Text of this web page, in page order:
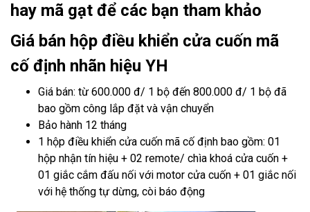
hay mã gạt để các bạn tham khảo
Giá bán hộp điều khiển cửa cuốn mã
cố định nhãn hiệu YH
Giá bán: từ 600.000 đ/ 1 bộ đến 800.000 đ/ 1 bộ đã
bao gồm công lắp đặt và vận chuyển
Bảo hành 12 tháng
1 hộp điều khiển cửa cuốn mã cố định bao gồm: 01
hộp nhận tín hiệu + 02 remote/ chìa khoá cửa cuốn +
01 giắc cắm đấu nối với motor cửa cuốn + 01 giắc nối
với hệ thống tự dừng, còi báo động